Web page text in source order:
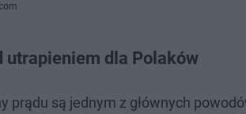
utrapieniem dla Polaków
prądu są jednym z głównych